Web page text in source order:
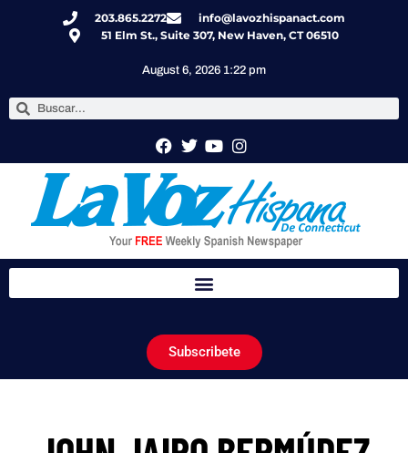
203.865.2272
info@lavozhispanact.com
51 Elm St., Suite 307, New Haven, CT 06510
August 6, 2026 1:22 pm
Subscribete